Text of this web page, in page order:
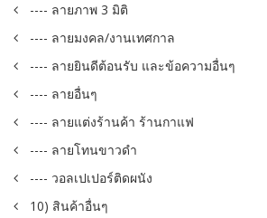
---- ลายภาพ 3 มิติ
---- ลายมงคล/งานเทศกาล
---- ลายยินดีต้อนรับ และข้อความอื่นๆ
---- ลายอื่นๆ
---- ลายแต่งร้านค้า ร้านกาแฟ
---- ลายโทนขาวดำ
---- วอลเปเปอร์ติดผนัง
10) สินค้าอื่นๆ